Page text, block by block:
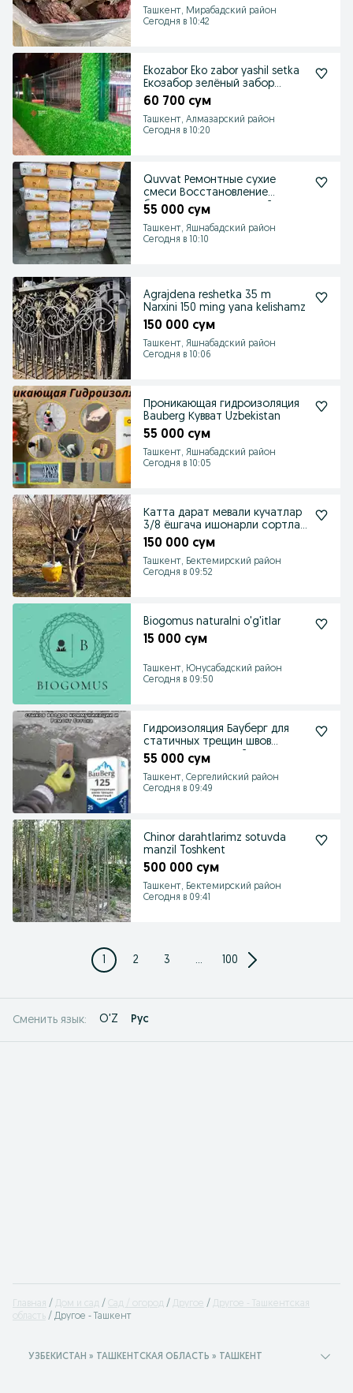
Ташкент, Мирабадский район
Сегодня в 10:42
Ekozabor Eko zabor yashil setka
Екозабор зелёный забор
декоративные
60 700 сум
Ташкент, Алмазарский район
Сегодня в 10:20
Quvvat Ремонтные сухие
смеси Восстановление
бетонных поверхностей
55 000 сум
Ташкент, Яшнабадский район
Сегодня в 10:10
Agrajdena reshetka 35 m
Narxini 150 ming yana kelishamz
150 000 сум
Ташкент, Яшнабадский район
Сегодня в 10:06
Проникающая гидроизоляция
Bauberg Кувват Uzbekistan
55 000 сум
Ташкент, Яшнабадский район
Сегодня в 10:05
Катта дарат мевали кучатлар
3/8 ёшгача ишонарли сортлар
сотувда
150 000 сум
Ташкент, Бектемирский район
Сегодня в 09:52
Biogomus naturalni o'g'itlar
15 000 сум
Ташкент, Юнусабадский район
Сегодня в 09:50
Гидроизоляция Бауберг для
статичных трещин швов
стыков примыканий
55 000 сум
Ташкент, Сергелийский район
Сегодня в 09:49
Chinor darahtlarimz sotuvda
manzil Toshkent
500 000 сум
Ташкент, Бектемирский район
Сегодня в 09:41
1 2 3 ... 100
Сменить язык: O'Z Рус
Главная Дом и сад Сад / огород Другое
Другое - Ташкентская
область
Другое - Ташкент
УЗБЕКИСТАН » ТАШКЕНТСКАЯ ОБЛАСТЬ » ТАШКЕНТ